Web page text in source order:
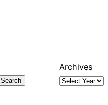
Search
Archives